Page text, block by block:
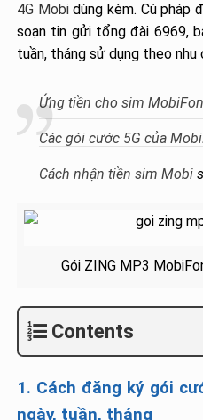
4G Mobidùng kèm. Cú pháp
soạn tin gửi tổng đài 6969,
tuần, tháng sử dụng theo nhu
Ứng tiền cho sim
Các gói cước 5G của
Cách nhận tiền sim Mobi
Gói ZING MP3
Contents
1. Cách đăng ký gói
ngày, tuần, tháng